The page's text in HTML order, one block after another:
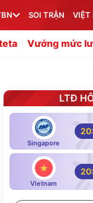
SOI TRẬN VIỆT
325 ngàn
LTĐ
Singapore
Vietnam